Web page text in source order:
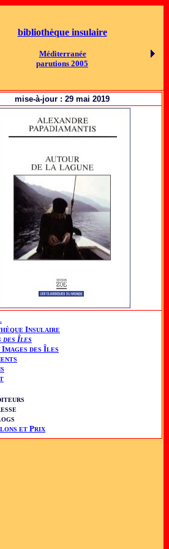
bibliothèque insulaire
Méditerranée
parutions 2005
mise-à-jour : 29 mai 2019
INSULAIRE
DES ÎLES
IMAGES DES ÎLES
ET PRIX